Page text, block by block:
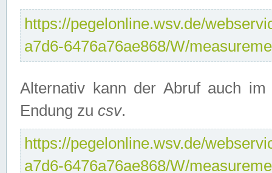
https://pegelonline.wsv.de/
a7d6-6476a76ae868/W/
Alternativ kann der Abruf auch
Endung zu csv.
https://pegelonline.wsv.de/
a7d6-6476a76ae868/W/